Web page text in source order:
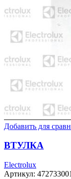
Добавить для
ВТУЛКА
Electrolux
Артикул: 472733001